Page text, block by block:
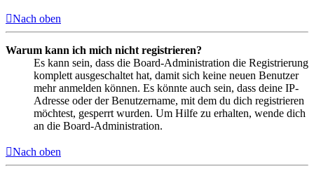
Nach oben
Warum kann ich mich nicht registrieren?
Es kann sein, dass die Board-Administration die Registrierung
komplett ausgeschaltet hat, damit sich keine neuen Benutzer
mehr anmelden können. Es könnte auch sein, dass deine IP-
Adresse oder der Benutzername, mit dem du dich registrieren
möchtest, gesperrt wurden. Um Hilfe zu erhalten, wende dich
an die Board-Administration.
Nach oben